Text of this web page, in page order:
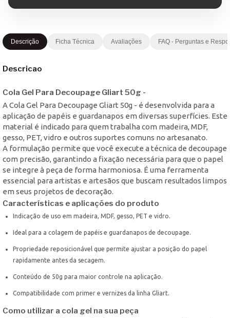
Descrição Ficha Técnica Avaliações FAQ - Perguntas e
Descricao
Cola Gel Para Decoupage Gliart 50g -
A Cola Gel Para Decoupage Gliart 50g - é desenvolvida para a
aplicação de papéis e guardanapos em diversas superfícies. Este
material é indicado para quem trabalha com madeira, MDF,
gesso, PET, vidro e outros suportes comuns no artesanato.
A formulação permite que você execute a técnica de decoupage
com precisão, garantindo a fixação necessária para que o papel
se integre à peça de forma harmoniosa. É uma ferramenta
essencial para artistas e artesãos que buscam resultados limpos
em seus projetos de decoração.
Características e aplicações do produto
Indicação de uso em madeira, MDF, gesso, PET e vidro.
Ideal para a colagem de papéis e guardanapos de decoupage.
Propriedade reposicionável que permite ajustar a posição do papel
rapidamente antes da secagem.
Conteúdo de 50g para maior controle na aplicação.
Compatibilidade com primer e vernizes da linha Gliart.
Como utilizar a cola gel na sua peça